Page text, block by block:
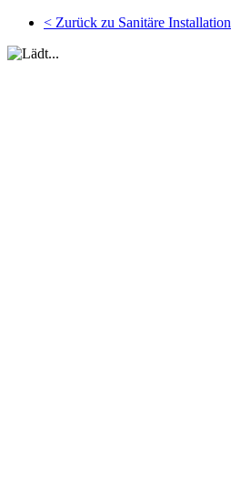
< Zurück zu Sanitäre Installation